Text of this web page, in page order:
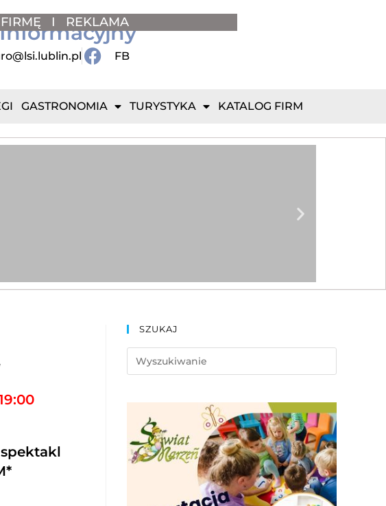
I REKLAMA
FB
GASTRONOMIA TURYSTYKA KATALOG FIRM
SZUKAJ